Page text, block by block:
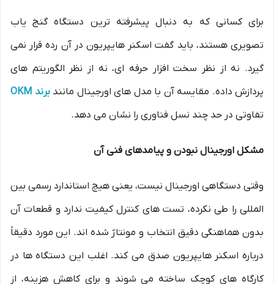
برای کسانی که به دنبال پیشرفته ترین دستگاه گنج یاب
تصویری هستند، باید گفت اسکنر هایپریون در آن رده قرار نمی
گیرد. نه از نظر سخت افزار حرفه ای، نه از نظر الگوریتم های
پردازش داده. مقایسه آن با مدل های اورجینال مانندبرند OKM
تفاوتی در حد چند نسل فناوری را نشان می دهد.
مشکل اورجینال نبودن و پیامدهای فنی آن
وقتی دستگاهی اورجینال نیست، یعنی هیچ استاندارد رسمی بین
المللی را طی نکرده، تست های کنترل کیفیت ندارد و قطعات آن
بدون هماهنگی دقیق انتخاب و مونتاژ شده اند. این مورد دقیقاً
درباره اسکنر هایپریون صدق می کند. اغلب این دستگاه ها در
کارگاه های کوچک ساخته می شوند و برای کاهش هزینه، از